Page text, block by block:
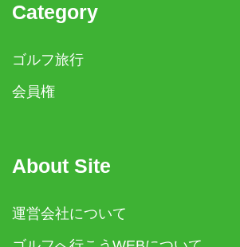
Category
ゴルフ旅行
会員権
About Site
運営会社について